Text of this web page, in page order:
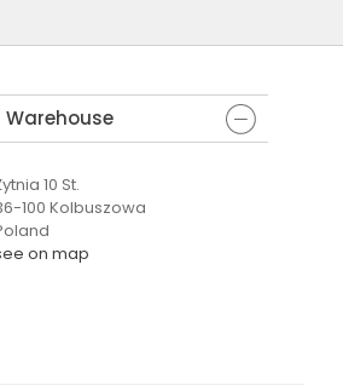
Warehouse
10 St.
100 Kolbuszowa
on map